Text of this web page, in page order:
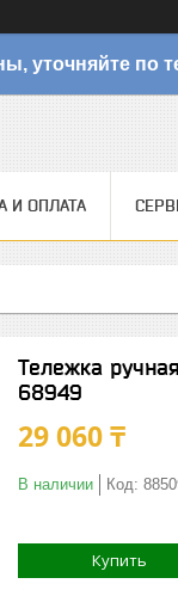
уточняйте по
И ОПЛАТА
Тележка
68949
29 060 ₸
В наличии Код:
Купить